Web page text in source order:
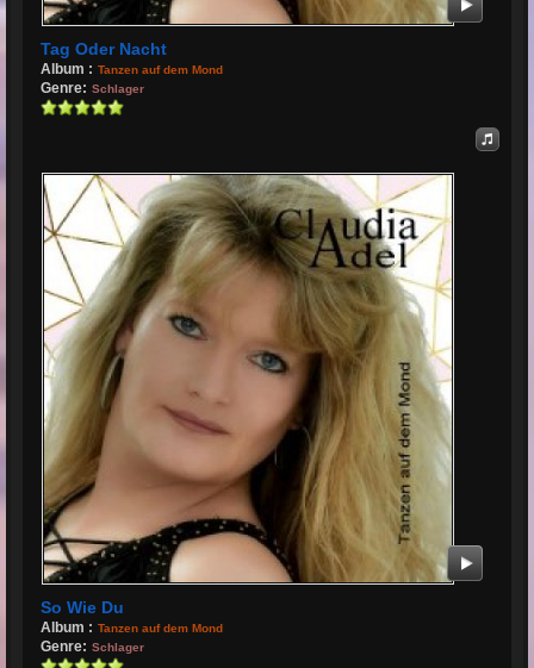
Tag Oder Nacht
Album : Tanzen auf dem Mond
Genre: Schlager
So Wie Du
Album : Tanzen auf dem Mond
Genre: Schlager